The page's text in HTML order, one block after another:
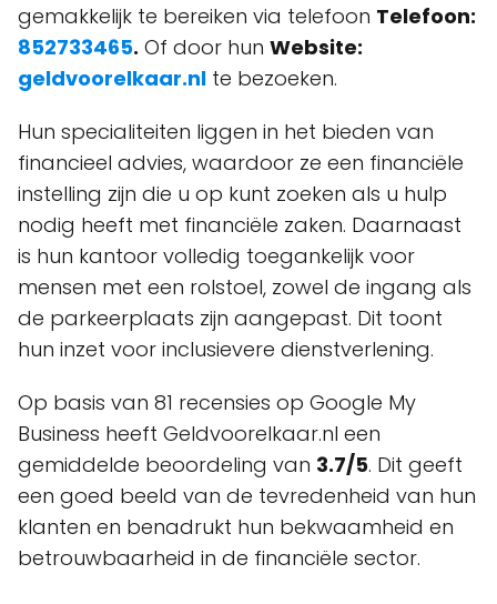
gemakkelijk te bereiken via telefoon Telefoon:
852733465. Of door hun Website:
geldvoorelkaar.nl te bezoeken.
Hun specialiteiten liggen in het bieden van
financieel advies, waardoor ze een financiële
instelling zijn die u op kunt zoeken als u hulp
nodig heeft met financiële zaken. Daarnaast
is hun kantoor volledig toegankelijk voor
mensen met een rolstoel, zowel de ingang als
de parkeerplaats zijn aangepast. Dit toont
hun inzet voor inclusievere dienstverlening.
Op basis van 81 recensies op Google My
Business heeft Geldvoorelkaar.nl een
gemiddelde beoordeling van 3.7/5. Dit geeft
een goed beeld van de tevredenheid van hun
klanten en benadrukt hun bekwaamheid en
betrouwbaarheid in de financiële sector.